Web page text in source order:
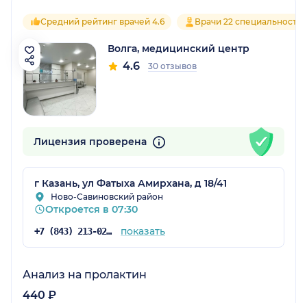
Средний рейтинг врачей 4.6 Врачи 22 специальностей
Волга, медицинский центр
4.6 30 отзывов
Лицензия проверена
г Казань, ул Фатыха Амирхана, д 18/41
Ново-Савиновский район
Откроется в 07:30
+7 (843) 213-02-70 показать
Анализ на пролактин
440 ₽